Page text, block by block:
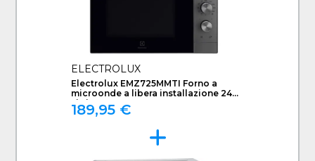
ELECTROLUX
Electrolux EMZ725MMTI Forno a
microonde a libera installazione 24
Litri
189,95 €